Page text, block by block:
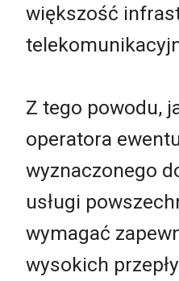
większość
Z tego powodu,
operatora
wyznaczonego
usługi
wymagać
wysokich